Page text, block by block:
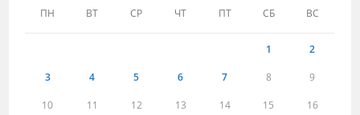
ПН ВТ СР ЧТ ПТ СБ ВС
1 2
3 4 5 6 7 8 9
10 11 12 13 14 15 16